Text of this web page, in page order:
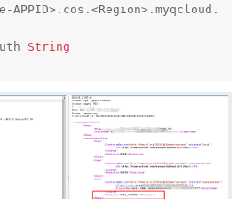
String